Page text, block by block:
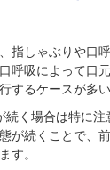
指しゃぶりや口
口呼吸によって口
するケースが多
続く場合は特に
が続くことで、
す。